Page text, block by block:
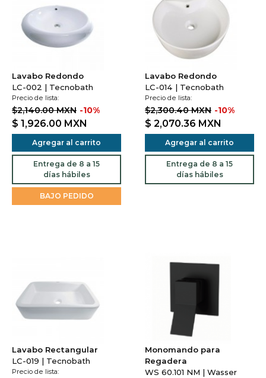
Lavabo Redondo
LC-002 | Tecnobath
Precio de lista:
$2,140.00 MXN -10%
$ 1,926.00 MXN
Agregar al carrito
Entrega de 8 a 15
días hábiles
BAJO PEDIDO
Lavabo Redondo
LC-014 | Tecnobath
Precio de lista:
$2,300.40 MXN -10%
$ 2,070.36 MXN
Agregar al carrito
Entrega de 8 a 15
días hábiles
Lavabo Rectangular
LC-019 | Tecnobath
Precio de lista:
Monomando para
Regadera
WS 60.101 NM | Wasser